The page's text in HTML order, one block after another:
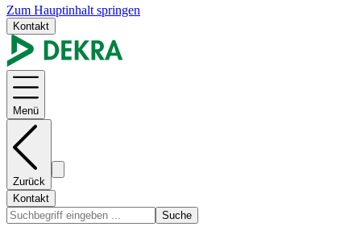
Zum Hauptinhalt springen
Kontakt
Menü
Zurück
Kontakt
Suche